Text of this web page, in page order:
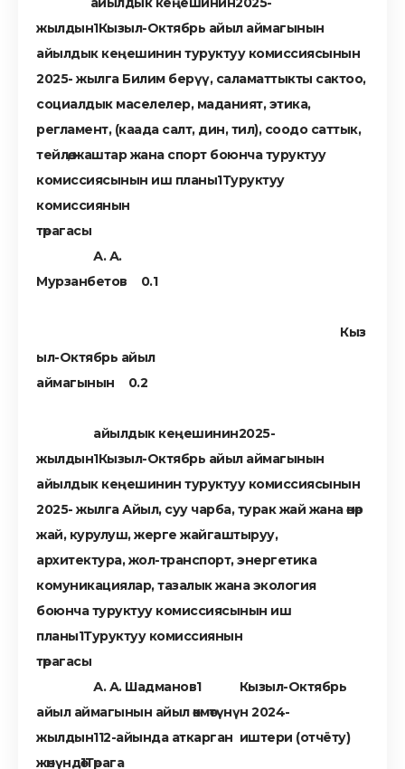
жылдын Кызыл-Октябрь айыл аймагынын
айылдык кеңешинин туруктуу комиссиясынын
2025- жылга Билим берүү, саламаттыкты сактоо,
социалдык маселелер, маданият, этика,
регламент, (каада салт, дин, тил), соодо саттык,
тейлөө, жаштар жана спорт боюнча туруктуу
комиссиясынын иш планы Туруктуу
комиссиянын
төрагасы
А. А.
Мурзанбетов
Кыз
ыл-Октябрь айыл
аймагынын
айылдык кеңешинин2025-
жылдын Кызыл-Октябрь айыл аймагынын
айылдык кеңешинин туруктуу комиссиясынын
2025- жылга Айыл, суу чарба, турак жай жана өнөр
жай, курулуш, жерге жайгаштыруу,
архитектура, жол-транспорт, энергетика
комуникациялар, тазалык жана экология
боюнча туруктуу комиссиясынын иш
планы Туруктуу комиссиянын
төрагасы
А. А. Шадманов Кызыл-Октябрь
айыл аймагынын айыл өкмөтүнүн 2024-
жылдын 12-айында аткарган иштери (отчёту)
жөнүндө Төрага